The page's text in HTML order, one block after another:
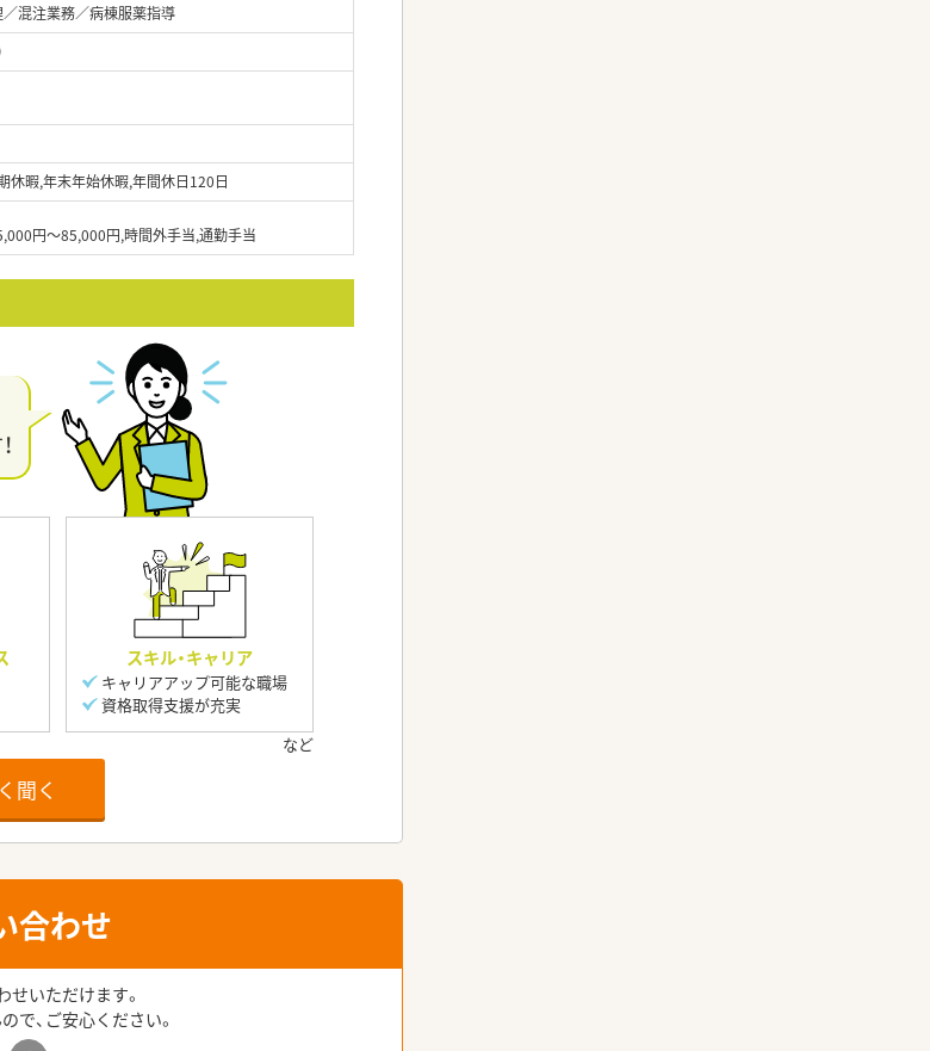
混注業務／病棟服薬指導
休暇,年末年始休暇,年間休日120日
円～85,000円,時間外手当,通勤手当
スキル・キャリア
キャリアアップ可能な職場
資格取得支援が充実
聞く
合わせ
いただけます。
で、ご安心ください。